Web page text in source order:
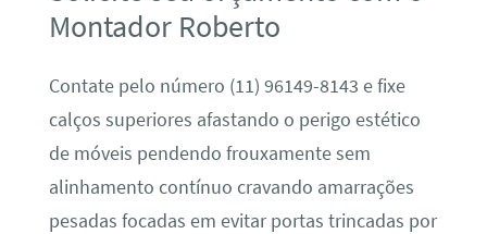
Montador Roberto
Contate pelo número (11) 96149-8143 e fixe
calços superiores afastando o perigo estético
de móveis pendendo frouxamente sem
alinhamento contínuo cravando amarrações
pesadas focadas em evitar portas trincadas por